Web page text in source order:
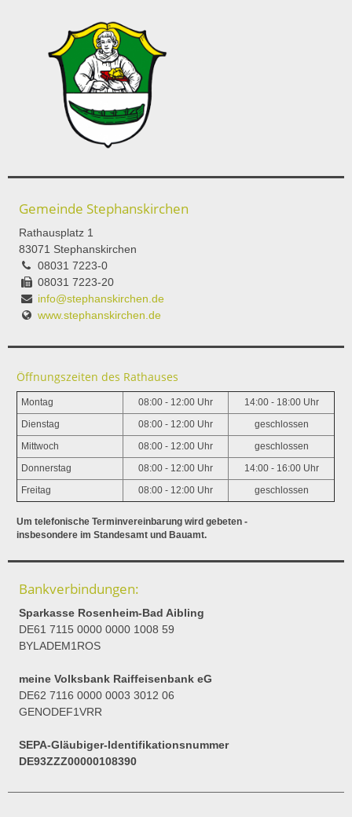
Gemeinde Stephanskirchen
Rathausplatz 1
83071 Stephanskirchen
08031 7223-0
08031 7223-20
info@stephanskirchen.de
www.stephanskirchen.de
Öffnungszeiten des Rathauses
Montag 08:00 - 12:00 Uhr 14:00 - 18:00 Uhr
Dienstag 08:00 - 12:00 Uhr geschlossen
Mittwoch 08:00 - 12:00 Uhr geschlossen
Donnerstag 08:00 - 12:00 Uhr 14:00 - 16:00 Uhr
Freitag 08:00 - 12:00 Uhr geschlossen
Um telefonische Terminvereinbarung wird gebeten -
insbesondere im Standesamt und Bauamt.
Bankverbindungen:
Sparkasse Rosenheim-Bad Aibling
DE61 7115 0000 0000 1008 59
BYLADEM1ROS
meine Volksbank Raiffeisenbank eG
DE62 7116 0000 0003 3012 06
GENODEF1VRR
SEPA-Gläubiger-Identifikationsnummer
DE93ZZZ00000108390